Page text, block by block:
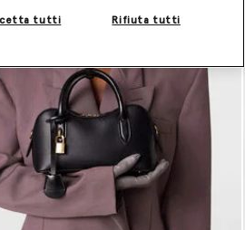
Rifiuta tutti
tutti